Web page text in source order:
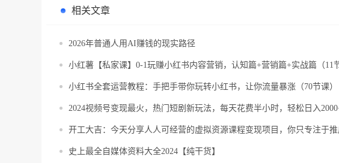
相关文章
2026年普通人用AI赚钱的现实路径
小红薯【私家课】0-1玩赚小红书内容营销，认知篇+营销篇+实战篇（11
小红书全套运营教程：手把手带你玩转小红书，让你流量暴涨（70节课）
2024视频号变现最火，热门短剧新玩法，每天花费半小时，轻松日入
开工大吉：今天分享人人可经营的虚拟资源课程变现项目，你只专注于
史上最全自媒体资料大全2024【纯干货】